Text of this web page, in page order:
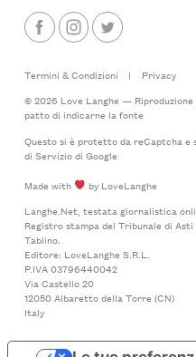
Termini & Condizioni |
Privacy
© 2026 Love Langhe —
patto di indicarne la fonte
Questo si è protetto da reCaptcha e
di Serviziodi Google
Made with
by LoveLanghe
Langhe.Net, testata giornalistica
Registro stampa del Tribunale di
Tablino.
Editore: LoveLanghe S.R.L.
P.IVA 03796440042
Via Castello 20
12050 Albaretto della Torre (CN)
Italy